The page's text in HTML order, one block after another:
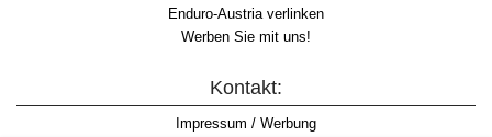
Enduro-Austria verlinken
Werben Sie mit uns!
Kontakt:
Impressum / Werbung